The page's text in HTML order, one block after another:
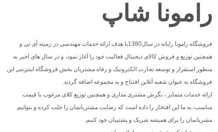
رامونا شاپ
فروشگاه رامونا رایانه در سال1380با هدف ارائه خدمات مهندسی در زمینه آی تی و
همچنین توزیع و فروش کالای دیجیتال فعالیت خود را آغاز نمود، و در سال های اخیر به
منظور استقرار و توسعه تجارت الکترونیک و رفاه مشتریان بخش فروشگاه اینترنتی این
فروشگاه به عنوان شعبه آنلاین افتتاح و به مجموعه اضافه گردید.
ارائه خدمات متمایز ، نگرش مشتری مداری و همچنین توزیع کلای مرغوب با قیمت
مناسب، به ما این افتخار را داده است که رضایت مشتریانمان را جلب کرده و بتوانیم
مشریانمان را برای همیشه شریک و پشتیبان خود کنیم.